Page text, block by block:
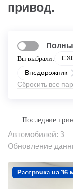
привод.
Вы выбрали:
Внедорожник
Сбросить все
Автомобилей: 3
Обновление
Рассрочка на 36